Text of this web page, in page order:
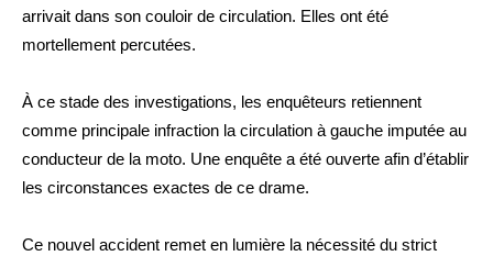
arrivait dans son couloir de circulation. Elles ont été
mortellement percutées.
À ce stade des investigations, les enquêteurs retiennent
comme principale infraction la circulation à gauche imputée au
conducteur de la moto. Une enquête a été ouverte afin d’établir
les circonstances exactes de ce drame.
Ce nouvel accident remet en lumière la nécessité du strict